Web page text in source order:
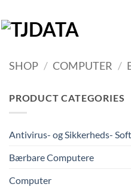
til
indhold
SHOP / COMPUTER /
PRODUCT CATEGORIES
Antivirus- og Sikkerheds-
Bærbare Computere
Computer